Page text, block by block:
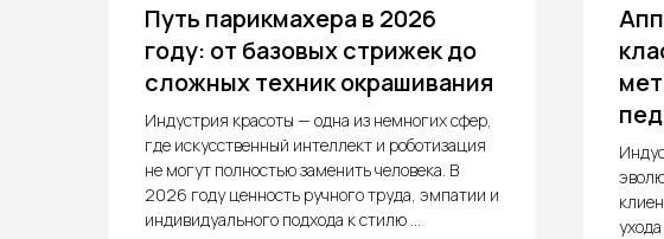
Путь парикмахера в 2026
году: от базовых стрижек до
сложных техник окрашивания
Индустрия красоты — одна из немногих сфер,
где искусственный интеллект и роботизация
не могут полностью заменить человека. В
2026 году ценность ручного труда, эмпатии и
индивидуального подхода к стилю ...